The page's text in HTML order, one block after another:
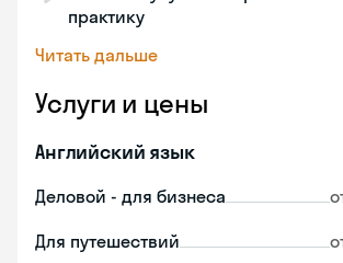
практику
Читать дальше
Услуги и цены
Английский язык
Деловой - для бизнеса
Для путешествий